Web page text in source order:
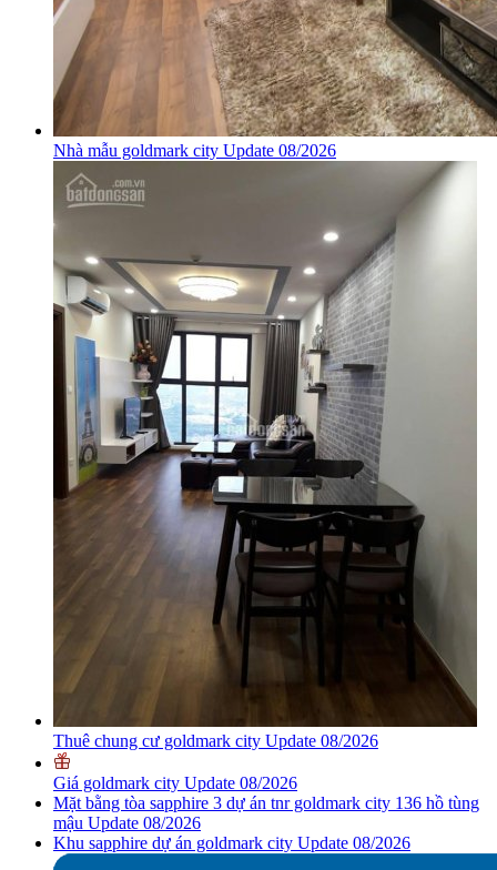
Nhà mẫu goldmark city Update 08/2026
Thuê chung cư goldmark city Update 08/2026
Giá goldmark city Update 08/2026
Mặt bằng tòa sapphire 3 dự án tnr goldmark city 136 hồ tùng
mậu Update 08/2026
Khu sapphire dự án goldmark city Update 08/2026